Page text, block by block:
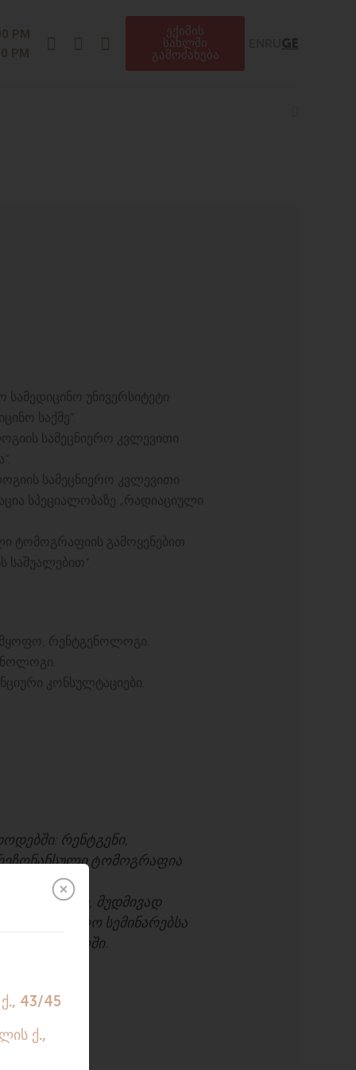
Telegramექიმის
სახლში
გამოძახება
GE
უნივერსიტეტი
საქმე“.
სამეცნიერო კვლევითი
სამეცნიერო კვლევითი
სპეციალობაზე „რადიაციული
ტომოგრაფიის გამოყენებით
რენტგენოლოგი.
კონსულტაციები.
რენტგენი,
ტომოგრაფია
მუდმივად
სემინარებსა
როლში.
ენებზე.